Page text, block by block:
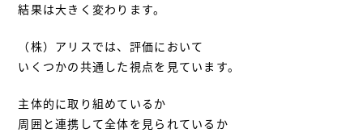
結果は大きく変わります。
（株）アリスでは、評価において
いくつかの共通した視点を見ています。
主体的に取り組めているか
周囲と連携して全体を見られているか